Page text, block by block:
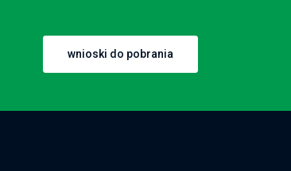
wnioski do pobrania